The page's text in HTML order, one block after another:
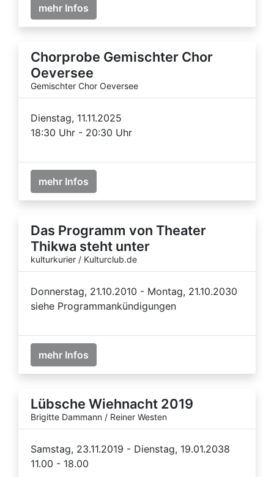
mehr Infos
Chorprobe Gemischter Chor
Oeversee
Gemischter Chor Oeversee
Dienstag, 11.11.2025
18:30 Uhr - 20:30 Uhr
mehr Infos
Das Programm von Theater
Thikwa steht unter
kulturkurier / Kulturclub.de
Donnerstag, 21.10.2010 - Montag, 21.10.2030
siehe Programmankündigungen
mehr Infos
Lübsche Wiehnacht 2019
Brigitte Dammann / Reiner Westen
Samstag, 23.11.2019 - Dienstag, 19.01.2038
11.00 - 18.00